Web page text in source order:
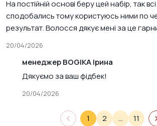
На постійній основі беру цей набір, так
сподобались тому користуюсь ними по
результат. Волосся дякує мені за це
20/04/2026
менеджер BOGIKA Ірина
Дякуємо за ваш фідбек!
20/04/2026
1 2 … 11